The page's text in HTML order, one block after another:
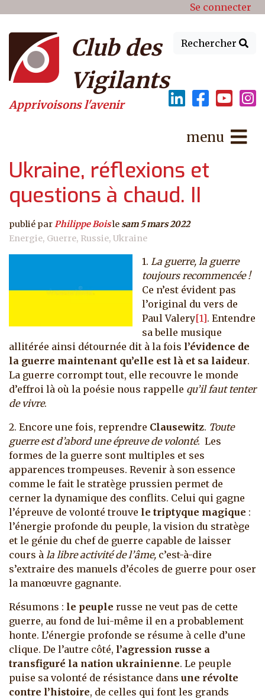
Menu du compte de Se connecter
Rechercher
Club des
Vigilants
Apprivoisons l'avenir
menu
Ukraine, réflexions et
questions à chaud. II
publié parPhilippe Boisle sam 5 mars 2022
Energie Guerre Russie Ukraine
1. La guerre, la guerre
toujours recommencée !
Ce n’est évident pas
l’original du vers de
Paul Valery[1]. Entendre
sa belle musique
allitérée ainsi détournée dit à la fois l’évidence de
la guerre maintenant qu’elle est là et sa laideur.
La guerre corrompt tout, elle recouvre le monde
d’effroi là où la poésie nous rappelle qu’il faut tenter
de vivre.
2. Encore une fois, reprendre Clausewitz. Toute
guerre est d’abord une épreuve de volonté. Les
formes de la guerre sont multiples et ses
apparences trompeuses. Revenir à son essence
comme le fait le stratège prussien permet de
cerner la dynamique des conflits. Celui qui gagne
l’épreuve de volonté trouve le triptyque magique :
l’énergie profonde du peuple, la vision du stratège
et le génie du chef de guerre capable de laisser
cours à la libre activité de l’âme, c’est-à-dire
s’extraire des manuels d’écoles de guerre pour oser
la manœuvre gagnante.
Résumons : le peuple russe ne veut pas de cette
guerre, au fond de lui-même il en a probablement
honte. L’énergie profonde se résume à celle d’une
clique. De l’autre côté, l’agression russe a
transfiguré la nation ukrainienne. Le peuple
puise sa volonté de résistance dans une révolte
contre l’histoire, de celles qui font les grands